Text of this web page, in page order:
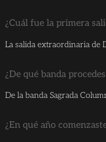
¿Cuál fue la primera
La salida extraordinaria de
¿De qué banda
De la banda Sagrada
¿En qué año